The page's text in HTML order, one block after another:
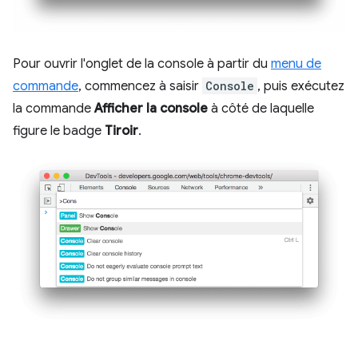
Pour ouvrir l'onglet de la console à partir du menu de
commande, commencez à saisir Console , puis exécutez
la commandeAfficher la console à côté de laquelle
figure le badge Tiroir.